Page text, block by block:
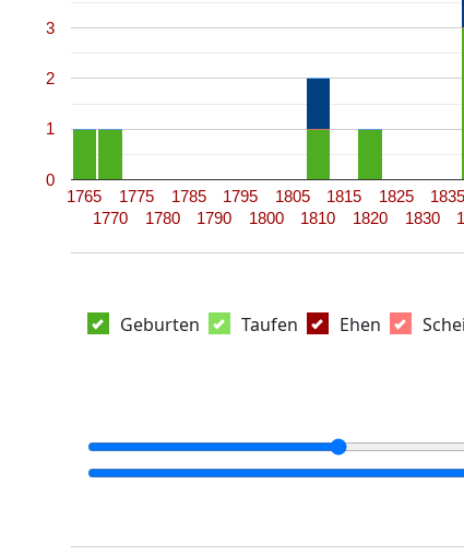
1765
1770
1775
1780
1785
1790
1795
1800
1805
1810
1815
1820
1825
1830
1835
0
1
2
3
Geburten Taufen Ehen